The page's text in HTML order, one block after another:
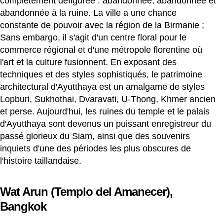
abandonnée à la ruine. La ville a une chance
constante de pouvoir avec la région de la Birmanie ;
Sans embargo, il s'agit d'un centre floral pour le
commerce régional et d'une métropole florentine où
l'art et la culture fusionnent. En exposant des
techniques et des styles sophistiqués, le patrimoine
architectural d'Ayutthaya est un amalgame de styles
Lopburi, Sukhothai, Dvaravati, U-Thong, Khmer ancien
et perse. Aujourd'hui, les ruines du temple et le palais
d'Ayutthaya sont devenus un puissant enregistreur du
passé glorieux du Siam, ainsi que des souvenirs
inquiets d'une des périodes les plus obscures de
l'histoire taillandaise.
Wat Arun (Templo del Amanecer),
Bangkok